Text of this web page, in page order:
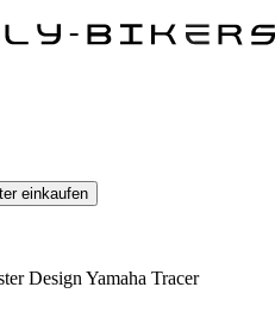
einkaufen
Design Yamaha Tracer